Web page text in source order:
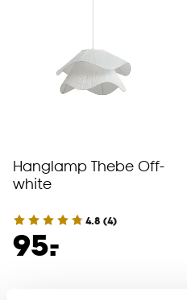
Hanglamp Thebe Off-
white
4.8 (4)
95.
-